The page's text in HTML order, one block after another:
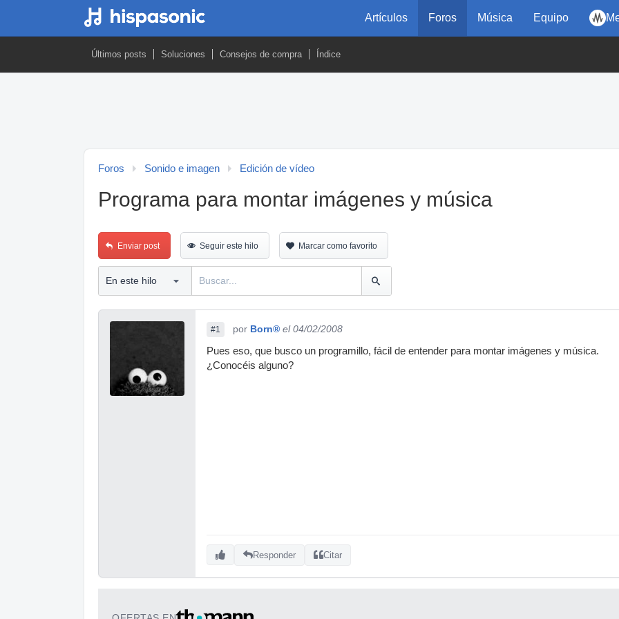
Artículos Foros Música Equipo
Últimos posts Soluciones Consejos de compra Índice
Foros Sonido e imagen Edición de vídeo
Programa para montar imágenes y música
Enviar post Seguir este hilo Marcar como favorito
#1 por Born® el 04/02/2008
Pues eso, que busco un programillo, fácil de entender para montar imágenes y música.
¿Conocéis alguno?
Responder Citar